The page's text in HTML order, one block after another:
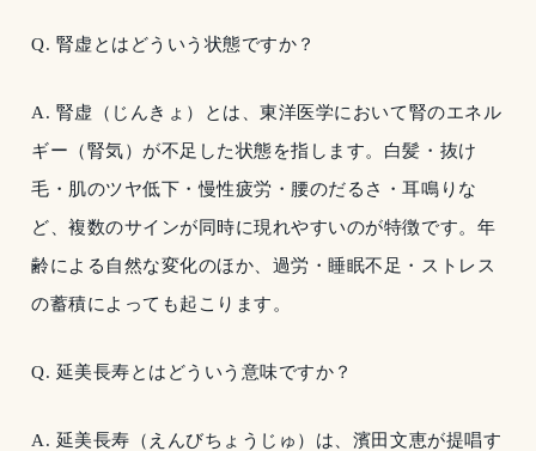
Q. 腎虚とはどういう状態ですか？
A. 腎虚（じんきょ）とは、東洋医学において腎のエネル
ギー（腎気）が不足した状態を指します。白髪・抜け
毛・肌のツヤ低下・慢性疲労・腰のだるさ・耳鳴りな
ど、複数のサインが同時に現れやすいのが特徴です。年
齢による自然な変化のほか、過労・睡眠不足・ストレス
の蓄積によっても起こります。
Q. 延美長寿とはどういう意味ですか？
A. 延美長寿（えんびちょうじゅ）は、濱田文恵が提唱す